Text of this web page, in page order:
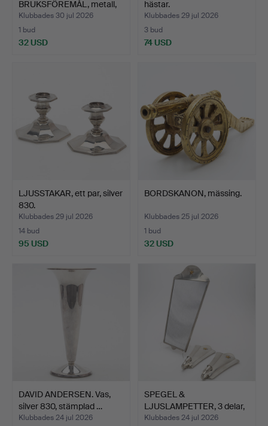
BRUKSFÖREMÅL, metall,
10 delar.
Klubbades 30 jul 2026
1 bud
32 USD
hästar.
Klubbades 29 jul 2026
3 bud
74 USD
LJUSSTAKAR, ett par, silver
830.
Klubbades 29 jul 2026
14 bud
95 USD
BORDSKANON, mässing.
Klubbades 25 jul 2026
1 bud
32 USD
DAVID ANDERSEN. Vas,
silver 830, stämplad …
Klubbades 24 jul 2026
SPEGEL &
LJUSLAMPETTER, 3 delar,
GAB, tenn…
Klubbades 24 jul 2026